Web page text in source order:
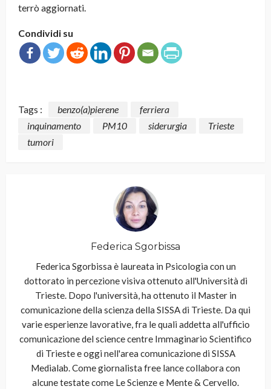
terrò aggiornati.
Condividi su
Tags : benzo(a)pierene
ferriera
inquinamento
PM10 siderurgia
Trieste
tumori
Federica Sgorbissa
Federica Sgorbissa è laureata in Psicologia con un
dottorato in percezione visiva ottenuto all'Università di
Trieste. Dopo l'università, ha ottenuto il Master in
comunicazione della scienza della SISSA di Trieste. Da qui
varie esperienze lavorative, fra le quali addetta all'ufficio
comunicazione del science centre Immaginario Scientifico
di Trieste e oggi nell'area comunicazione di SISSA
Medialab. Come giornalista free lance collabora con
alcune testate come Le Scienze e Mente & Cervello.